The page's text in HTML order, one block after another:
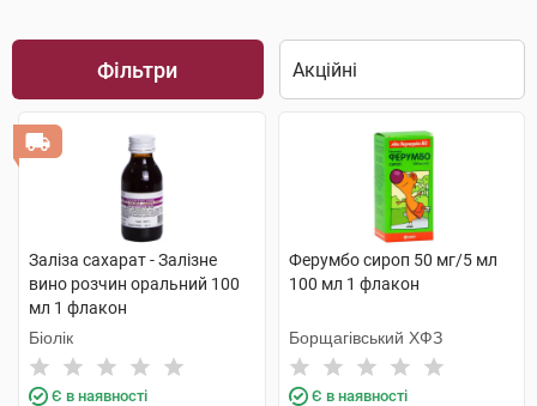
Фільтри
Заліза сахарат - Залізне
вино розчин оральний 100
мл 1 флакон
Біолік
Є в наявності
Ферумбо сироп 50 мг/5 мл
100 мл 1 флакон
Борщагівський ХФЗ
Є в наявності